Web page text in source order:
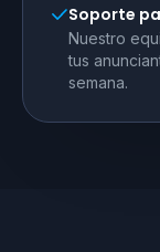
Soporte
Nuestro
tus
semana.